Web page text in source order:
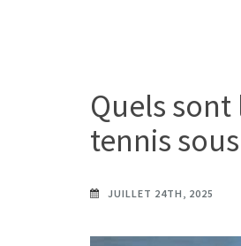
Quels
tennis
JUILLET 24TH, 2025